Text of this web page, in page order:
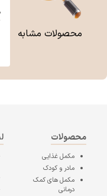
محصولات مشابه
محصولات
مکمل غذایی
مادر و کودک
مکمل های کمک
درمانی